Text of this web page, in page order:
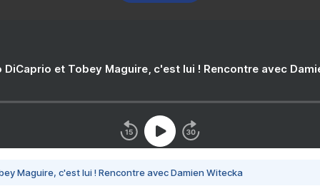
DiCaprio et Tobey Maguire, c'est lui ! Rencontre avec
Maguire, c'est lui ! Rencontre avec Damien Witecka